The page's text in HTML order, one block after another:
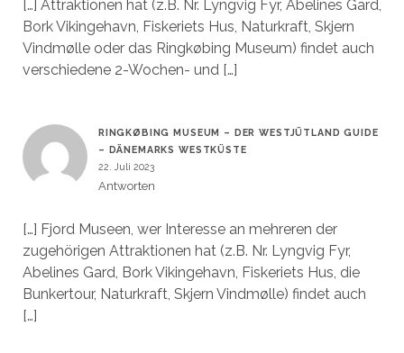
[…] Attraktionen hat (z.B. Nr. Lyngvig Fyr, Abelines Gard,
Bork Vikingehavn, Fiskeriets Hus, Naturkraft, Skjern
Vindmølle oder das Ringkøbing Museum) findet auch
verschiedene 2-Wochen- und […]
RINGKØBING MUSEUM – DER WESTJÜTLAND GUIDE
– DÄNEMARKS WESTKÜSTE
22. Juli 2023
Antworten
[…] Fjord Museen, wer Interesse an mehreren der
zugehörigen Attraktionen hat (z.B. Nr. Lyngvig Fyr,
Abelines Gard, Bork Vikingehavn, Fiskeriets Hus, die
Bunkertour, Naturkraft, Skjern Vindmølle) findet auch
[…]